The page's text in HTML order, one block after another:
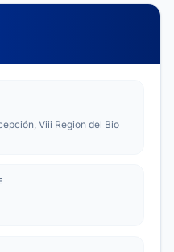
Viii Region del Bio